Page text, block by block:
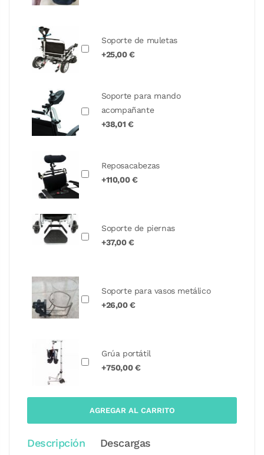
Soporte de muletas
+25,00 €
Soporte para mando
acompañante
+38,01 €
Reposacabezas
+110,00 €
Soporte de piernas
+37,00 €
Soporte para vasos metálico
+26,00 €
Grúa portátil
+750,00 €
AGREGAR AL CARRITO
Descripción Descargas